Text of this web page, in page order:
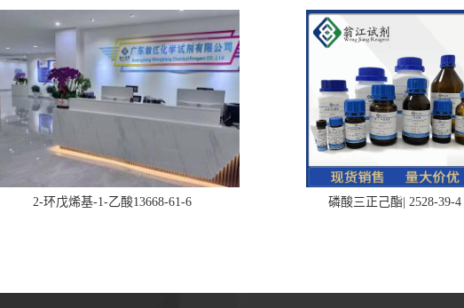
2-环戊烯基-1-乙酸13668-61-6 磷酸三正己酯| 2528-39-4